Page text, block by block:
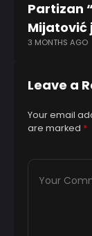
Partizan
Mijatović
3 MONTHS AGO
Leave a
Your email
are marked *